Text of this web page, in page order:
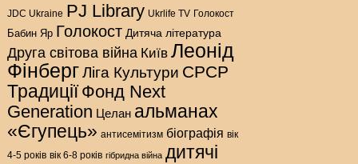
JDC Ukraine PJ Library Ukrlife TV Голокост
Бабин Яр Голокост Дитяча література
Друга світова війна Київ Леонід
Фінберг Ліга Культури СРСР
ТрадиціїФонд Next
Generation Целан альманах
«Єгупець» антисемітизм біографія вік
4-5 років вік 6-8 років гібридна війна дитячі